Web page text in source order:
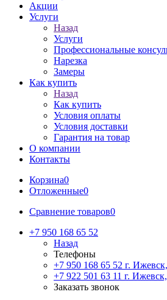
Акции
Услуги
Назад
Услуги
Профессиональные
Нарезка
Замеры
Как купить
Назад
Как купить
Условия оплаты
Условия доставки
Гарантия на товар
О компании
Контакты
Корзина0
Отложенные0
Сравнение товаров0
+7 950 168 65 52
Назад
Телефоны
+7 950 168 65 52 г.
+7 922 501 63 11 г.
Заказать звонок